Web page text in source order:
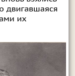
двигавшаяся
их